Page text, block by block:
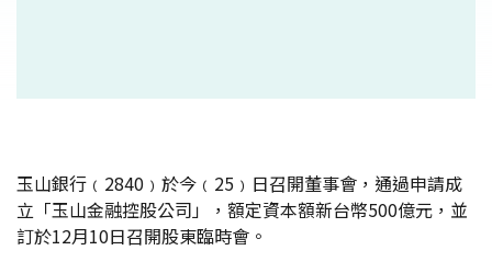
玉山銀行﹙2840﹚於今﹙25﹚日召開董事會，通過申請成
立「玉山金融控股公司」，額定資本額新台幣500億元，並
訂於12月10日召開股東臨時會。